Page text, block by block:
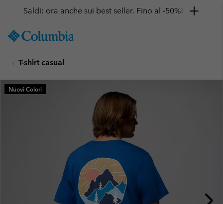
TO
SKIP
MAIN
NAV
Saldi: ora anche sui best seller. Fino al -50%!
T-shirt casual
Nuovi Colori